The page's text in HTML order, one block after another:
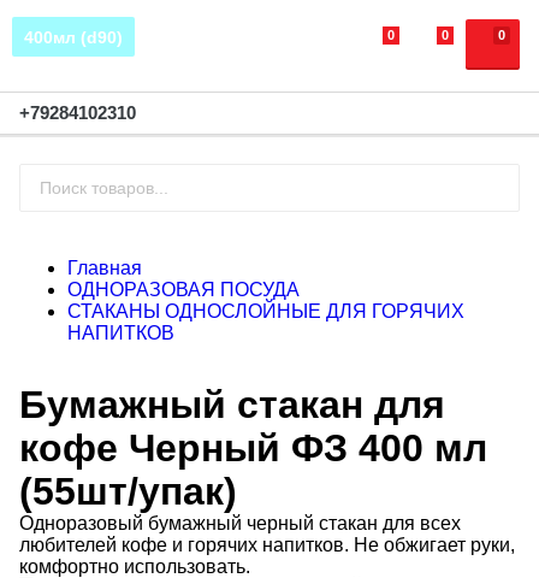
0
0 0
+79284102310
Главная
ОДНОРАЗОВАЯ ПОСУДА
СТАКАНЫ ОДНОСЛОЙНЫЕ ДЛЯ ГОРЯЧИХ
НАПИТКОВ
Бумажный стакан для
кофе Черный ФЗ 400 мл
(55шт/упак)
Одноразовый бумажный черный стакан для всех
любителей кофе и горячих напитков. Не обжигает руки,
комфортно использовать.
400мл (d90)